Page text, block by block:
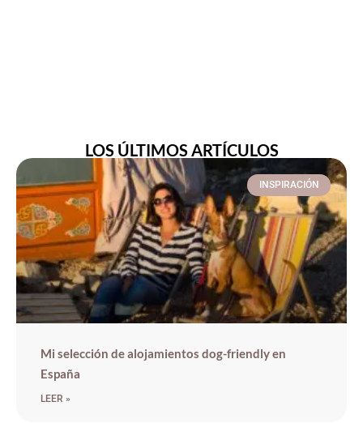
LOS ÚLTIMOS ARTÍCULOS
INSPIRACIÓN
Mi selección de alojamientos dog-friendly en
España
LEER »